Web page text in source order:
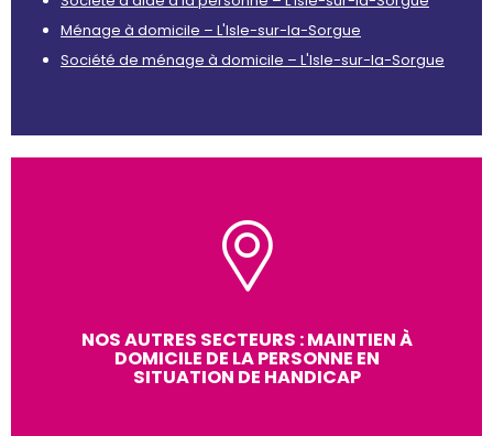
Ménage à domicile – L'Isle-sur-la-Sorgue
Société de ménage à domicile – L'Isle-sur-la-Sorgue
NOS AUTRES SECTEURS : MAINTIEN À
DOMICILE DE LA PERSONNE EN
SITUATION DE HANDICAP